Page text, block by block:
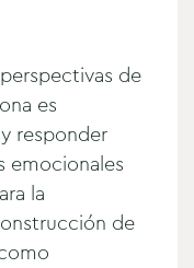
de
es
responder
emocionales
la
de